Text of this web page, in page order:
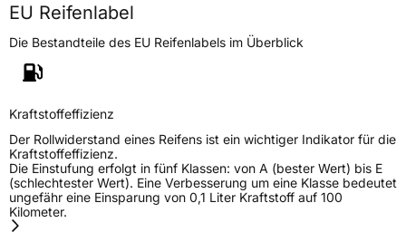
EU Reifenlabel
Die Bestandteile des EU Reifenlabels im Überblick
Kraftstoffeffizienz
Der Rollwiderstand eines Reifens ist ein wichtiger Indikator für die
Kraftstoffeffizienz.
Die Einstufung erfolgt in fünf Klassen: von A (bester Wert) bis E
(schlechtester Wert). Eine Verbesserung um eine Klasse bedeutet
ungefähr eine Einsparung von 0,1 Liter Kraftstoff auf 100
Kilometer.